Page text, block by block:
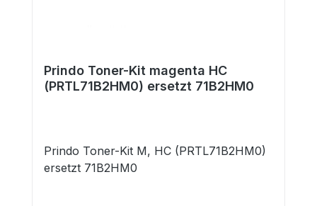
Prindo Toner-Kit magenta HC
(PRTL71B2HM0) ersetzt 71B2HM0
Prindo Toner-Kit M, HC (PRTL71B2HM0)
ersetzt 71B2HM0